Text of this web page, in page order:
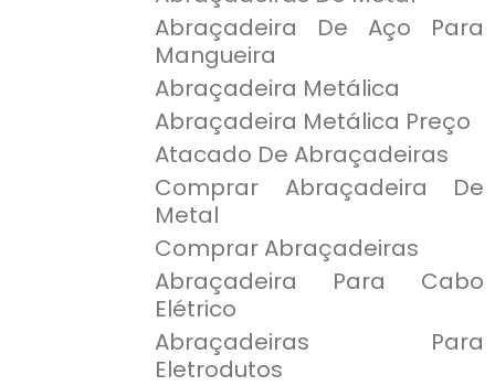
Abraçadeira De Aço Para
Mangueira
Abraçadeira Metálica
Abraçadeira Metálica Preço
Atacado De Abraçadeiras
Comprar Abraçadeira De
Metal
Comprar Abraçadeiras
Abraçadeira Para Cabo
Elétrico
Abraçadeiras Para
Eletrodutos